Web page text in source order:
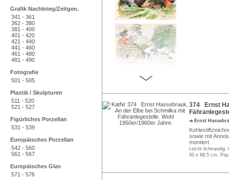
Grafik Nachkrieg/Zeitgen.
341 - 361
362 - 380
381 - 400
401 - 420
421 - 440
441 - 460
461 - 480
481 - 490
Fotografie
501 - 505
Plastik / Skulpturen
511 - 520
521 - 527
Figürliches Porzellan
531 - 539
Europäisches Porzellan
542 - 560
561 - 567
Europäisches Glas
571 - 576
374 Ernst
Ernst
sowie mit
montiert.
Leicht lichtrandig,
50 x 68,5 cm,